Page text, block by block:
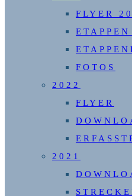
FLYER
FOTOS
2022
FLYER
2021